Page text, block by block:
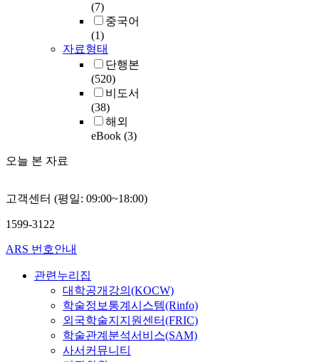
(7)
중국어
(1)
자료형태
단행본
(520)
비도서
(38)
해외
eBook (3)
오늘 본 자료
고객센터 (평일: 09:00~18:00)
1599-3122
ARS 번호안내
관련누리집
대학공개강의(KOCW)
학술정보통계시스템(Rinfo)
외국학술지지원센터(FRIC)
학술관계분석서비스(SAM)
사서커뮤니티